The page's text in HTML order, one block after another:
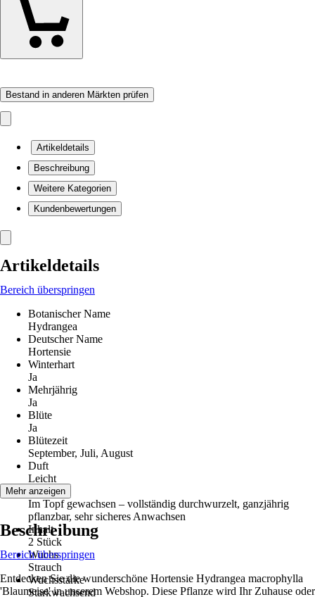
Bestand in anderen Märkten prüfen
Artikeldetails
Beschreibung
Weitere Kategorien
Kundenbewertungen
Artikeldetails
Bereich überspringen
Botanischer Name
Hydrangea
Deutscher Name
Hortensie
Winterhart
Ja
Mehrjährig
Ja
Blüte
Ja
Blütezeit
September, Juli, August
Duft
Leicht
Qualität
Im Topf gewachsen – vollständig durchwurzelt, ganzjährig
pflanzbar, sehr sicheres Anwachsen
Inhalt
2 Stück
Wuchs
Strauch
Wuchsstärke
Starkwachsend
Mehr anzeigen
Beschreibung
Bereich überspringen
Entdecken Sie die wunderschöne Hortensie Hydrangea macrophylla
'Blaumeise' in unserem Webshop. Diese Pflanze wird Ihr Zuhause oder